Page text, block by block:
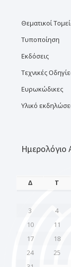
Θεματικοί
Τυποποίηση
Εκδόσεις
Τεχνικές
Ευρωκώδικες
Υλικό
Ημερολόγιο
Δ Τ
3
4
10
11
17
18
24
25